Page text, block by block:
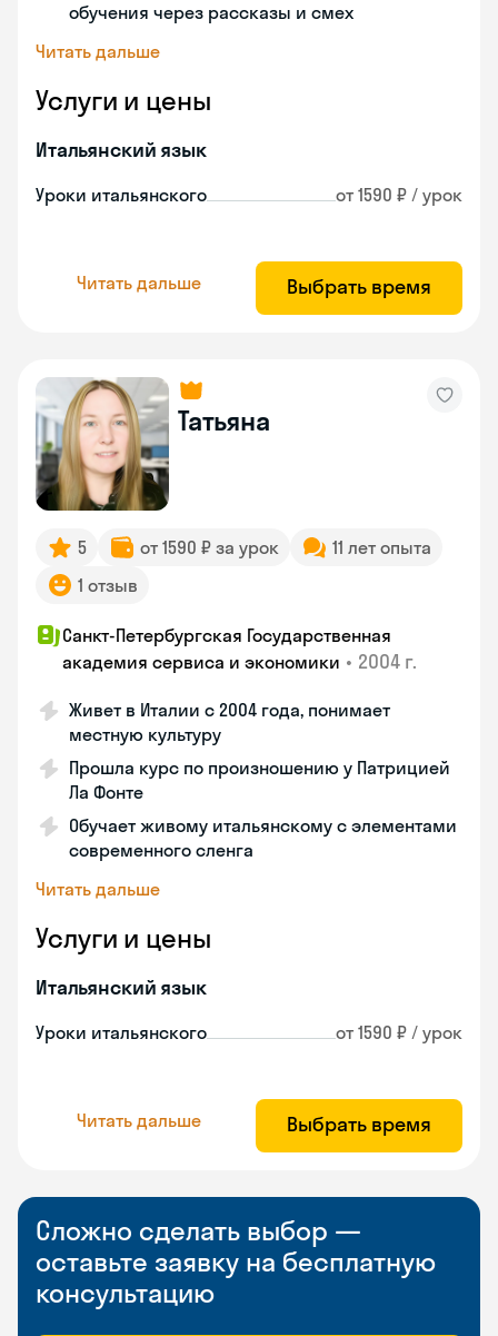
обучения через рассказы и смех
Читать дальше
Услуги и цены
Итальянский язык
Уроки итальянского от 1590 ₽ / урок
Читать дальше Выбрать время
Татьяна
5 от 1590 ₽ за урок
11 лет опыта
1 отзыв
Санкт-Петербургская Государственная
академия сервиса и экономики • 2004 г.
Живет в Италии с 2004 года, понимает
местную культуру
Прошла курс по произношению у Патрицией
Ла Фонте
Обучает живому итальянскому с элементами
современного сленга
Читать дальше
Услуги и цены
Итальянский язык
Уроки итальянского от 1590 ₽ / урок
Читать дальше Выбрать время
Сложно сделать выбор —
оставьте заявку на бесплатную
консультацию